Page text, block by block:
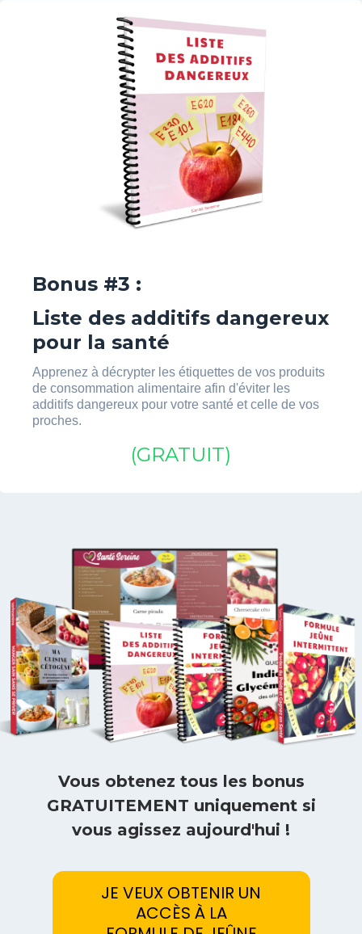
Bonus #3 :
Liste des additifs dangereux
pour la santé
Apprenez à décrypter les étiquettes de vos produits
de consommation alimentaire afin d'éviter les
additifs dangereux pour votre santé et celle de vos
proches.
(GRATUIT)
Vous obtenez tous les bonus
GRATUITEMENT uniquement si
vous agissez aujourd'hui !
JE VEUX OBTENIR UN
ACCÈS À LA